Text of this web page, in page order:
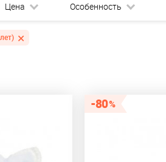
Цена Особенность
80